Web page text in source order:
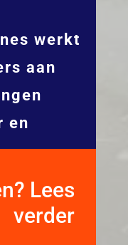
werkt
aan
en
Lees
verder